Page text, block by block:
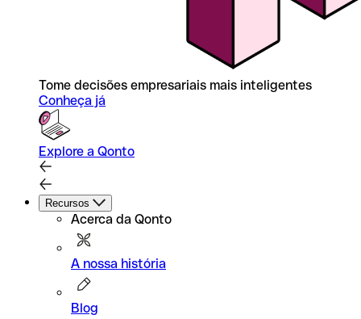
Tome decisões empresariais mais inteligentes
Conheça já
Explore a Qonto
Recursos
Acerca da Qonto
A nossa história
Blog